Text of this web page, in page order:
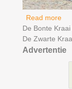
Read more
De Bonte
De Zwarte
Advertentie